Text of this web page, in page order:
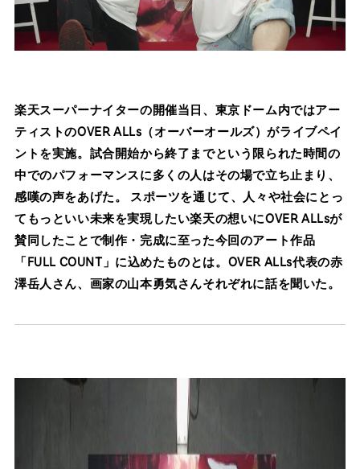
楽天スーパーナイターの開催当日、東京ドーム内ではアー
ティストのOVER ALLs（オーバーオールズ）がライブペイ
ントを実施。試合開始から終了までという限られた時間の
中でのパフォーマンスに多くの人はその場で立ち止まり、
感嘆の声をあげた。 スポーツを通じて、人々や社会にとっ
てもっといい未来を実現したい楽天の想いにOVER ALLsが
賛同したことで制作・完成に至った今回のアート作品
「FULL COUNT」に込めたものとは。OVER ALLs代表の赤
澤岳人さん、画家の山本勇気さんそれぞれに話を聞いた。